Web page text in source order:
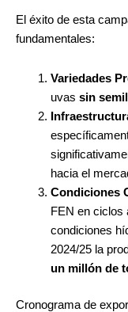
El éxito de esta
fundamentales:
Variedades
uvas sin
hacia el
Condiciones
FEN en ciclos
condiciones
2024/25 la
un millón de
Cronograma de